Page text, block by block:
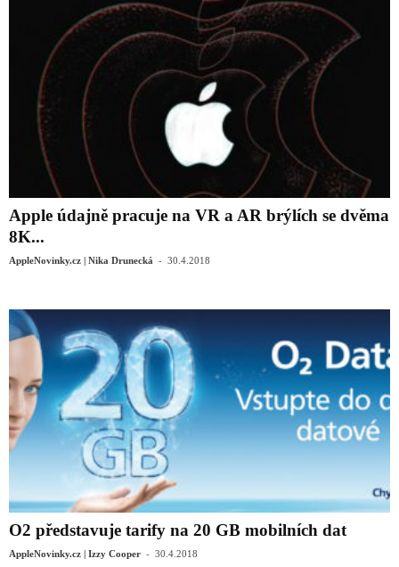
Apple údajně pracuje na VR a AR brýlích se dvěma
8K...
AppleNovinky.cz | Nika Drunecká - 30.4.2018
O2 představuje tarify na 20 GB mobilních dat
AppleNovinky.cz | Izzy Cooper - 30.4.2018